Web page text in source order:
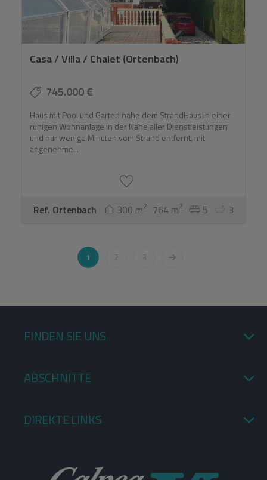
Casa / Villa / Chalet (Ortenbach)
745.000 €
Haus mit Pool und Garten nahe dem StrandHaus in einer
ruhigen Wohnanlage in der Nähe aller Dienstleistungen
und nur wenige Minuten vom Strand entfernt, mit
angenehme...
Ref. Ortenbach 300 m2 764 m2 5 3
1 2 3
FINDEN SIE UNS
ABSCHNITTE
DIREKTE LINKS